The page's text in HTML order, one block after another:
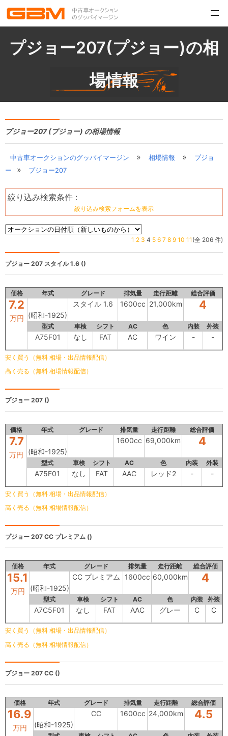
プジョー207(プジョー)の相
場情報
プジョー207 (プジョー) の相場情報
中古車オークションのグッバイマージン » 相場情報 »
プジョ
ー
» プジョー207
絞り込み検索条件 :
絞り込み検索フォームを表示
1 2 3 4 5 6 7 8 9 10 11 (全 206 件)
プジョー 207 スタイル 1.6 ()
価格 年式 グレード 排気量 走行距離 総合評価
7.2
万円 (昭和-1925)
スタイル 1.6 1600cc 21,000km 4
型式 車検 シフト AC 色 内装 外装
A75F01 なし FAT AC ワイン - -
安く買う（無料 相場・出品情報配信）
高く売る（無料 相場情報配信）
プジョー 207 ()
価格 年式 グレード 排気量 走行距離 総合評価
7.7
万円 (昭和-1925)
1600cc 69,000km 4
型式 車検 シフト AC 色 内装 外装
A75F01 なし FAT AAC レッド2 - -
安く買う（無料 相場・出品情報配信）
高く売る（無料 相場情報配信）
プジョー 207 CC プレミアム ()
価格 年式 グレード 排気量 走行距離 総合評価
15.1
万円 (昭和-1925)
CC プレミアム 1600cc 60,000km 4
型式 車検 シフト AC 色 内装 外装
A7C5F01 なし FAT AAC グレー C C
安く買う（無料 相場・出品情報配信）
高く売る（無料 相場情報配信）
プジョー 207 CC ()
価格 年式 グレード 排気量 走行距離 総合評価
16.9
万円 (昭和-1925)
CC 1600cc 24,000km 4.5